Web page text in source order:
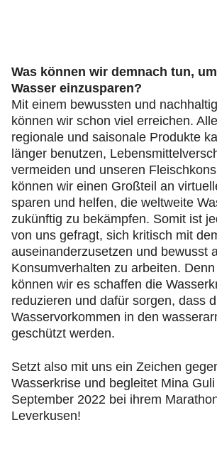
Was können wir demnach tun,
Wasser einzusparen?
Mit einem bewussten und
können wir schon viel erreichen.
regionale und saisonale Produkte
länger benutzen,
vermeiden und unseren
können wir einen Großteil an
sparen und helfen, die weltweite
zukünftig zu bekämpfen. Somit ist
von uns gefragt, sich kritisch mit
auseinanderzusetzen und bewusst
Konsumverhalten zu arbeiten.
können wir es schaffen die
reduzieren und dafür sorgen, dass
Wasservorkommen in den
geschützt werden.
Setzt also mit uns ein Zeichen
Wasserkrise und begleitet Mina
September 2022 bei ihrem
Leverkusen!